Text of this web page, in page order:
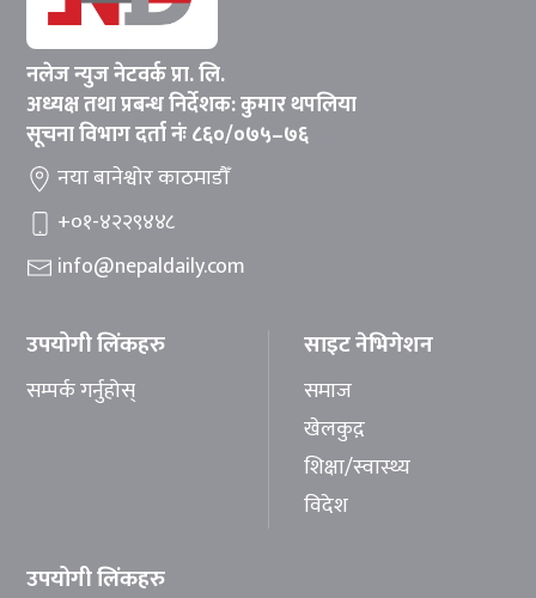
नलेज न्युज नेटवर्क प्रा. लि.
अध्यक्ष तथा प्रबन्ध निर्देशक: कुमार थपलिया
सूचना विभाग दर्ता नंः ८६०/०७५–७६
नया बानेश्वोर काठमाडौँ
+०१-४२२९४४८
info@nepaldaily.com
उपयोगी लिंकहरु
सम्पर्क गर्नुहोस्
साइट नेभिगेशन
समाज
खेलकुद़़
शिक्षा/स्वास्थ्य
विदेश
उपयोगी लिंकहरु